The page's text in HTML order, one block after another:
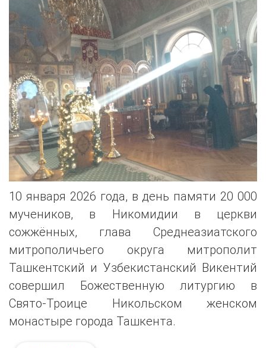
10 января 2026 года, в день памяти 20 000
мучеников, в Никомидии в церкви
сожжённых, глава Среднеазиатского
митрополичьего округа митрополит
Ташкентский и Узбекистанский Викентий
совершил Божественную литургию в
Свято-Троице Никольском женском
монастыре города Ташкента.